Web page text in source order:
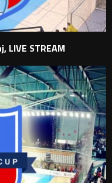
LIVE STREAM